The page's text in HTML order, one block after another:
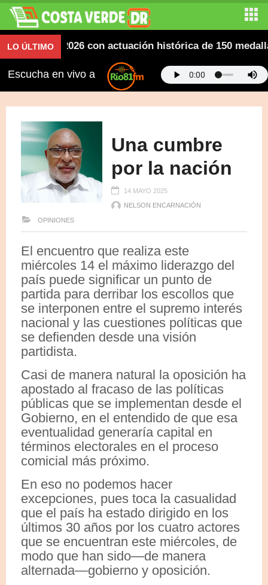
LO ÚLTIMO
SD 2026 con actuación histórica de 150
Escucha en vivo a
Una cumbre
por la nación
14 MAYO 2025
NELSON ENCARNACIÓN
OPINIONES
El encuentro que realiza este
miércoles 14 el máximo liderazgo del
país puede significar un punto de
partida para derribar los escollos que
se interponen entre el supremo interés
nacional y las cuestiones políticas que
se defienden desde una visión
partidista.
Casi de manera natural la oposición ha
apostado al fracaso de las políticas
públicas que se implementan desde el
Gobierno, en el entendido de que esa
eventualidad generaría capital en
términos electorales en el proceso
comicial más próximo.
En eso no podemos hacer
excepciones, pues toca la casualidad
que el país ha estado dirigido en los
últimos 30 años por los cuatro actores
que se encuentran este miércoles, de
modo que han sido—de manera
alternada—gobierno y oposición.